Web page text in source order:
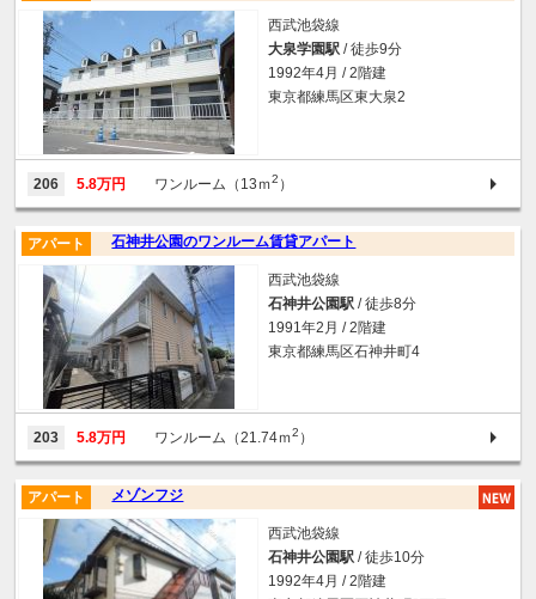
西武池袋線
大泉学園駅 / 徒歩9分
1992年4月 / 2階建
東京都練馬区東大泉2
206 5.8万円 ワンルーム（13ｍ2 ）
石神井公園のワンルーム賃貸アパート
アパート
西武池袋線
石神井公園駅 / 徒歩8分
1991年2月 / 2階建
東京都練馬区石神井町4
203 5.8万円 ワンルーム（21.74ｍ2 ）
メゾンフジ
アパート
西武池袋線
石神井公園駅 / 徒歩10分
1992年4月 / 2階建